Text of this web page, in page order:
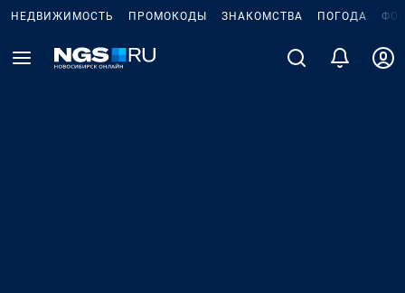
НЕДВИЖИМОСТЬ ПРОМОКОДЫ ЗНАКОМСТВА ПОГОДА